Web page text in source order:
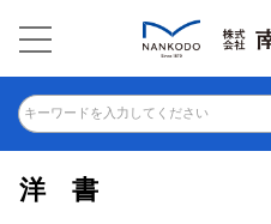
キーワードを入力してください
洋書